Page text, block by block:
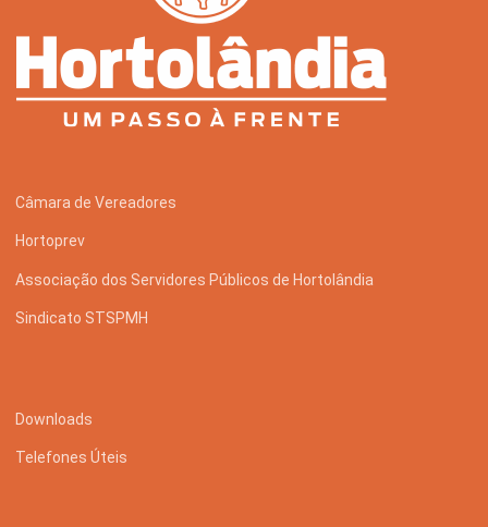
Câmara de Vereadores
Hortoprev
Associação dos Servidores Públicos de Hortolândia
Sindicato STSPMH
Downloads
Telefones Úteis